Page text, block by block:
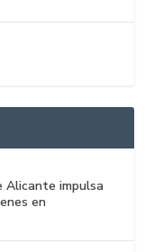
Alicante impulsa
en